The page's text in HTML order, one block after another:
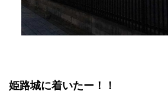
姫路城に着いたー！！